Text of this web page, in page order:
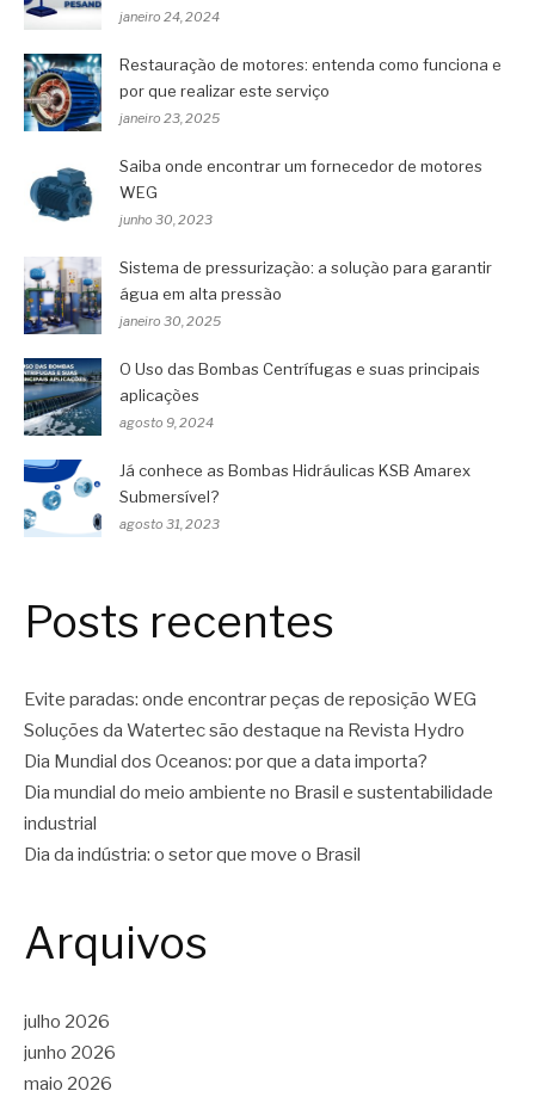
janeiro 24, 2024
Restauração de motores: entenda como funciona e
por que realizar este serviço
janeiro 23, 2025
Saiba onde encontrar um fornecedor de motores
WEG
junho 30, 2023
Sistema de pressurização: a solução para garantir
água em alta pressão
janeiro 30, 2025
O Uso das Bombas Centrífugas e suas principais
aplicações
agosto 9, 2024
Já conhece as Bombas Hidráulicas KSB Amarex
Submersível?
agosto 31, 2023
Posts recentes
Evite paradas: onde encontrar peças de reposição WEG
Soluções da Watertec são destaque na Revista Hydro
Dia Mundial dos Oceanos: por que a data importa?
Dia mundial do meio ambiente no Brasil e sustentabilidade
industrial
Dia da indústria: o setor que move o Brasil
Arquivos
julho 2026
junho 2026
maio 2026